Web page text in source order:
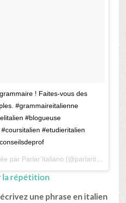
! Faites-vous des
#grammaireitalienne
#blogueuse
#etudieritalien
par Parlar’italiano (@parlaritaliano) le
la répétition
écrivez une phrase en italien